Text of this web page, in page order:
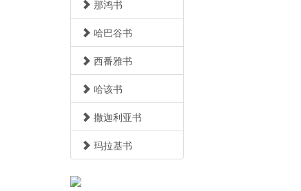
那鸿书
哈巴谷书
西番雅书
哈该书
撒迦利亚书
玛拉基书